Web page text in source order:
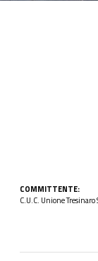
COMMITTENTE:
C.U.C. Unione